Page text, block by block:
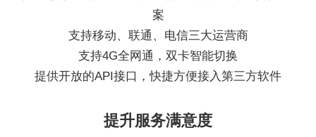
案
支持移动、联通、电信三大运营商
支持4G全网通，双卡智能切换
提供开放的API接口，快捷方便接入第三方软件
提升服务满意度